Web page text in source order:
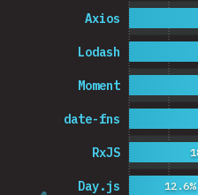
Day.js
RxJS
date-fns
Moment
Lodash
Axios
12.6%